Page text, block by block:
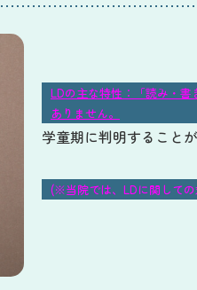
LDの主な特性：「読み・
ありません。
学童期に判明すること
(※当院では、LDに関しての